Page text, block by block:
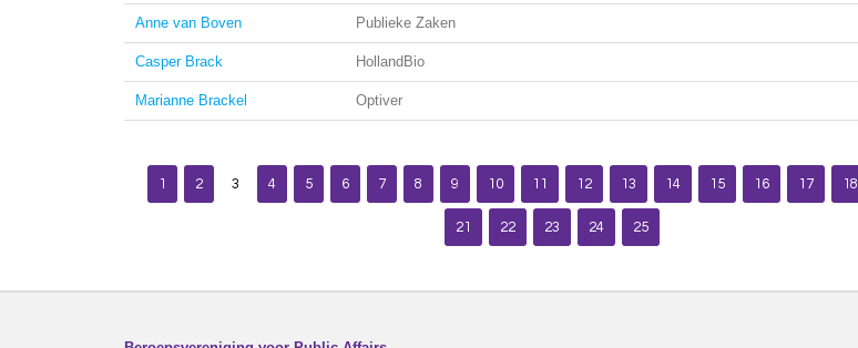
Anne van Boven Publieke Zaken
Casper Brack HollandBio
Marianne Brackel Optiver
1 2 3 4 5 6 7 8 9 10 11 12 13 14 15 16 17 18
21 22 23 24 25